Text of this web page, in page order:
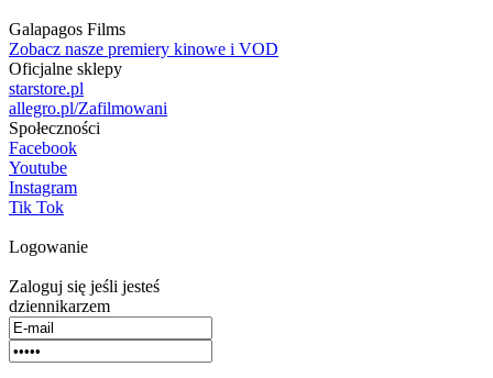
Galapagos Films
Zobacz nasze premiery kinowe i VOD
Oficjalne sklepy
starstore.pl
allegro.pl/Zafilmowani
Społeczności
Facebook
Youtube
Instagram
Tik Tok
Logowanie
Zaloguj się jeśli jesteś
dziennikarzem